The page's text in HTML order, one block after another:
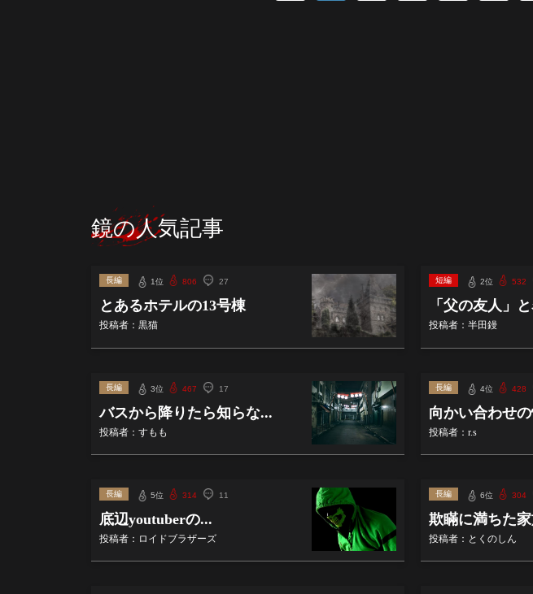
鏡の人気記事
長編 1位 806 27
とあるホテルの13号棟
投稿者：黒猫
短編 2位 532
「父の友人」
投稿者：半田鏝
長編 3位 467 17
バスから降りたら知らな...
投稿者：すもも
長編 4位 428
向かい合わせ
投稿者：r.s
長編 5位 314 11
底辺youtuberの...
投稿者：ロイドブラザーズ
長編 6位 304
欺瞞に満ちた
投稿者：とくのしん